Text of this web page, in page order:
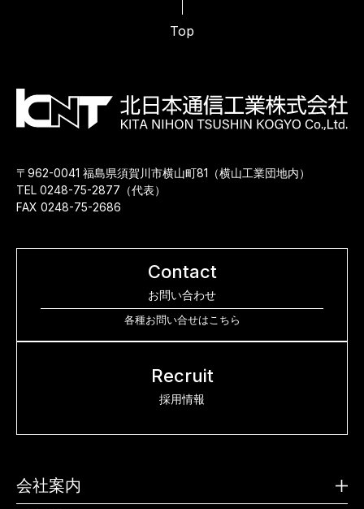
Top
〒962-0041 福島県須賀川市横山町81（横山工業団地内）
TEL 0248-75-2877（代表）
FAX 0248-75-2686
Contact
お問い合わせ
各種お問い合せはこちら
Recruit
採用情報
会社案内